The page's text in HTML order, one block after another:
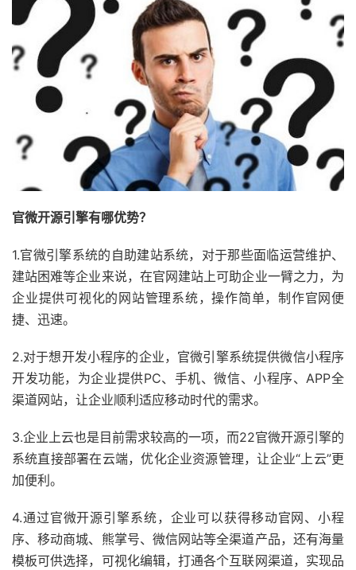
官微开源引擎有哪优势？
1.官微引擎系统的自助建站系统，对于那些面临运营维护、
建站困难等企业来说，在官网建站上可助企业一臂之力，为
企业提供可视化的网站管理系统，操作简单，制作官网便
捷、迅速。
2.对于想开发小程序的企业，官微引擎系统提供微信小程序
开发功能，为企业提供PC、手机、微信、小程序、APP全
渠道网站，让企业顺利适应移动时代的需求。
3.企业上云也是目前需求较高的一项，而22官微开源引擎的
系统直接部署在云端，优化企业资源管理，让企业“上云”更
加便利。
4.通过官微开源引擎系统，企业可以获得移动官网、小程
序、移动商城、熊掌号、微信网站等全渠道产品，还有海量
模板可供选择，可视化编辑，打通各个互联网渠道，实现品